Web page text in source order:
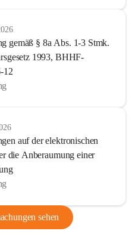
gemäß § 8a Abs. 1-3 Stmk.
1993, BHHF-
12
auf der elektronischen
die Anberaumung einer
sehen